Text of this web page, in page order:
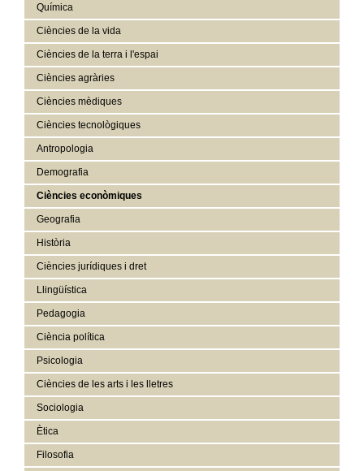
Química
Ciències de la vida
Ciències de la terra i l'espai
Ciències agràries
Ciències mèdiques
Ciències tecnològiques
Antropologia
Demografia
Ciències econòmiques
Geografia
Història
Ciències jurídiques i dret
Llingüística
Pedagogia
Ciència política
Psicologia
Ciències de les arts i les lletres
Sociologia
Ètica
Filosofia